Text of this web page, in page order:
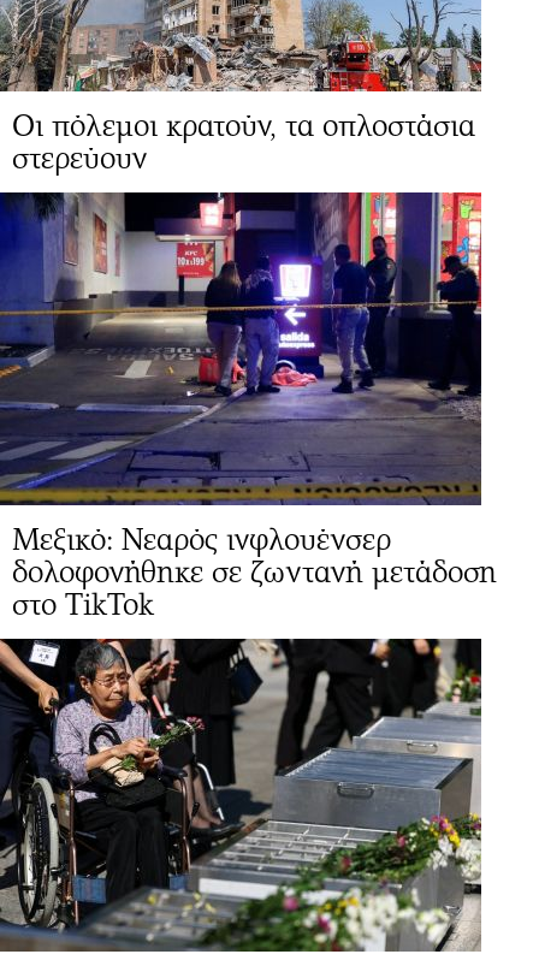
Οι πόλεμοι κρατούν, τα οπλοστάσια
στερεύουν
Μεξικό: Νεαρός ινφλουένσερ
δολοφονήθηκε σε ζωντανή μετάδοση
στο TikTok